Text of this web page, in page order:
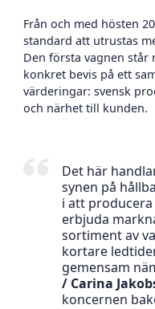
Från och med hösten
standard att utrustas
Den första vagnen står
konkret bevis på ett
värderingar: svensk
och närhet till kunden.
Det här
synen på
i att producera
erbjuda
sortiment av
kortare
gemensam
/ Carina
koncernen